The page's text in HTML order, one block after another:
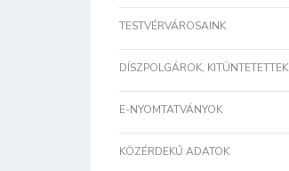
TESTVÉRVÁROSAINK
DÍSZPOLGÁROK, KITÜNTETETTEK
E-NYOMTATVÁNYOK
KÖZÉRDEKŰ ADATOK